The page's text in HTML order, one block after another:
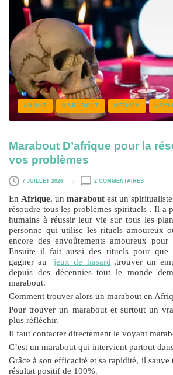
AMOUR MARABOUT MEDIUM
Marabout D’afrique pour la
vos problèmes
7 JUILLET 2026 2 COMMENTAIRES
En Afrique, un marabout est un
résoudre tous les problèmes spirituels . Il a
humains à réussir leur vie sur tous les
personne qui utilise les rituels amoureux
encore des envoûtements amoureux
Ensuite il fait aussi des rituels pour que
gagner au
jeux de hasard ,trouver un
depuis des décennies tout le monde
marabout.
Comment trouver alors un marabout en
Pour trouver un marabout et surtout un
plus réfléchir.
Il faut contacter directement le voyant
C’est un marabout qui intervient partout
Grâce à son efficacité et sa rapidité, il
résultat positif de 100%.